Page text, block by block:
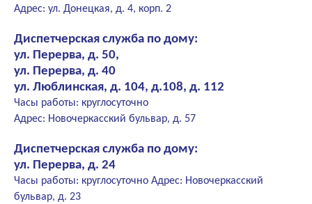
Адрес: ул. Донецкая, д. 4, корп. 2
Диспетчерская служба по дому:
ул. Перерва, д. 50,
ул. Перерва, д. 40
ул. Люблинская, д. 104, д.108, д. 112
Часы работы: круглосуточно
Адрес: Новочеркасский бульвар, д. 57
Диспетчерская служба по дому:
ул. Перерва, д. 24
Часы работы: круглосуточно Адрес: Новочеркасский
бульвар, д. 23